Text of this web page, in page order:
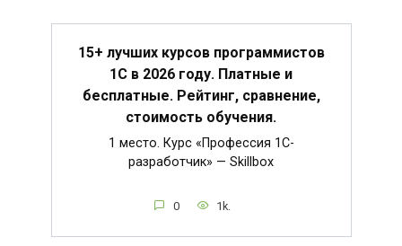
15+ лучших курсов программистов
1С в 2026 году. Платные и
бесплатные. Рейтинг, сравнение,
стоимость обучения.
1 место. Курс «Профессия 1C-
разработчик» — Skillbox
0 1k.